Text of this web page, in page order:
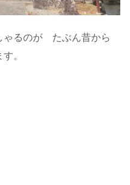
ゃるのが たぶん昔から
。